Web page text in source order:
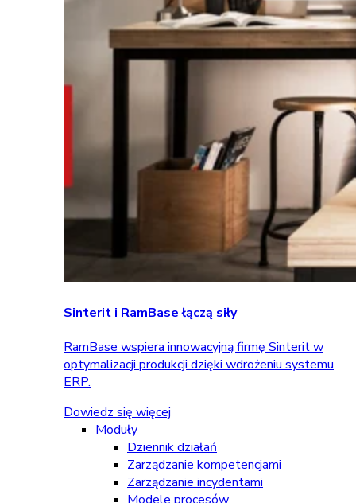
Sinterit i RamBase łączą siły
RamBase wspiera innowacyjną firmę Sinterit w
optymalizacji produkcji dzięki wdrożeniu systemu
ERP.
Dowiedz się więcej
Moduły
Dziennik działań
Zarządzanie kompetencjami
Zarządzanie incydentami